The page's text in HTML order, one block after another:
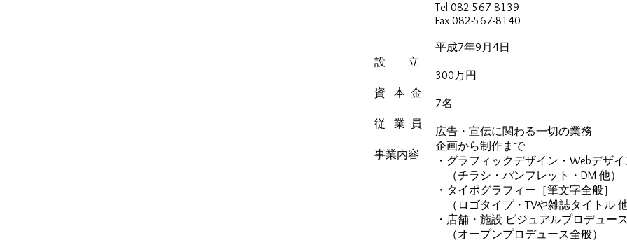
設 立
資 本 金
従 業 員
事業内容
Tel 082-567-8139
Fax 082-567-8140
平成7年9月4日
300万円
7名
広告・宣伝に関わる一切の業務
企画から制作まで
・グラフィックデザイン・Webデザイ
（チラシ・パンフレット・DM 他）
・タイポグラフィー［筆文字全般］
（ロゴタイプ・TVや雑誌タイトル 他
・店舗・施設 ビジュアルプロデュース
（オープンプロデュース全般）